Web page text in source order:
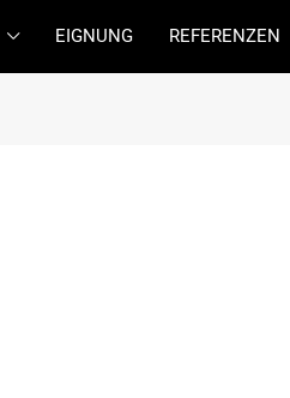
EIGNUNG REFERENZEN